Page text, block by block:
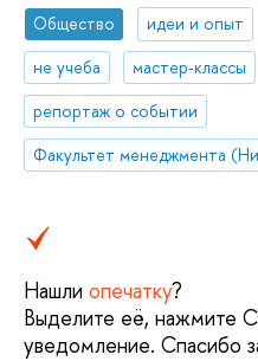
Общество
идеи и опыт
не учеба
мастер-классы
репортаж о событии
Нашли опечатку?
Выделите её, нажмите
уведомление. Спасибо